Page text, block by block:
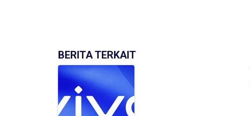
BERITA TERKAIT